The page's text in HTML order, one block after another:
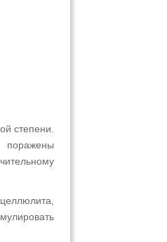
степени.